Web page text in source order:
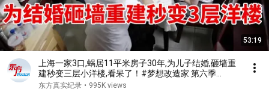
53:19
上海一家3口,蜗居11平米房子30年,为儿子结婚,砸墙重
建秒变三层小洋楼,看呆了！#梦想改造家 第六季
S06EP02
东方真实纪录 • 995K views